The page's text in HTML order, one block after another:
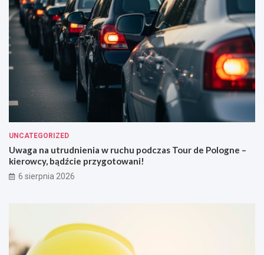
UNCATEGORIZED
Uwaga na utrudnienia w ruchu podczas Tour de Pologne –
kierowcy, bądźcie przygotowani!
6 sierpnia 2026